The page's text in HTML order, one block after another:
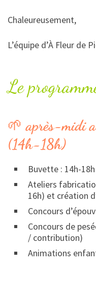
Chaleureusement,
L’équipe d’À Fleur de
Le
🌱après-midi
(14h-18h)
Buvette : 14h-18h
Ateliers
16h) et création
Concours
Concours de
/ contribution)
Animations